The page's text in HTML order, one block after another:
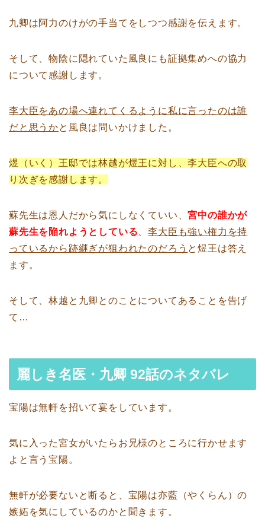
九卿は阿力のけがの手当てをしつつ感謝を伝えます。
そして、物陰に隠れていた風良にも証拠集めへの協力
について感謝します。
李大臣をあの場へ連れてくるように私に言ったのは誰
だと思うかと風良は問いかけました。
煜（いく）王邸では林越が煜王に対し、李大臣への取
り次ぎを感謝します。
蘇先生は恩人だから気にしなくていい、宮中の誰かが
蘇先生を陥れようとしている 、李大臣も強い権力を持
っているから跡継ぎが狙われたのだろう と煜王は答え
ます。
そして、林越と九卿とのことについてあることを告げ
て…
麗しき名医・九卿 92話のネタバレ
宝陽は無軒を招いて宴をしています。
気に入った宮女がいたらお兄様のところに行かせます
よと言う宝陽。
無軒が必要ないと断ると、宝陽は亦藍（やくらん）の
嫉妬を気にしているのかと聞きます。